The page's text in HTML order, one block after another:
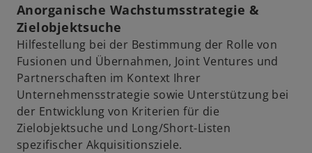
Anorganische Wachstumsstrategie &
Zielobjektsuche
Hilfestellung bei der Bestimmung der Rolle von
Fusionen und Übernahmen, Joint Ventures und
Partnerschaften im Kontext Ihrer
Unternehmensstrategie sowie Unterstützung bei
der Entwicklung von Kriterien für die
Zielobjektsuche und Long/Short-Listen
spezifischer Akquisitionsziele.